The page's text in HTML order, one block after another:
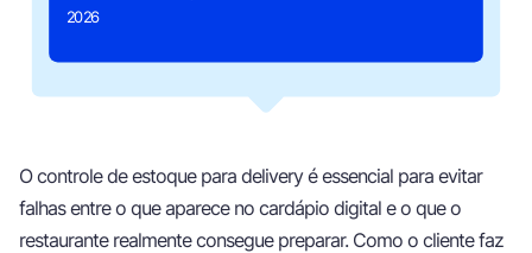
2026
O controle de estoque para delivery é essencial para evitar
falhas entre o que aparece no cardápio digital e o que o
restaurante realmente consegue preparar. Como o cliente faz